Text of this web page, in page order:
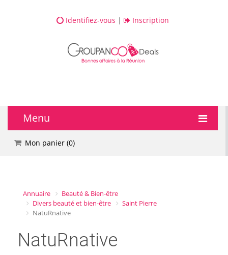
Identifiez-vous | Inscription
Menu
🔥 DEALS
💅 Beauté
🎯 Loisirs
🏨 Hôtels
Mon panier (0)
Annuaire
Beauté & Bien-être
Divers beauté et bien-être
Saint Pierre
NatuRnative
NatuRnative